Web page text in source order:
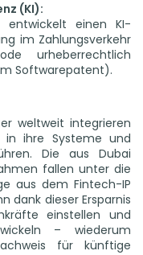
(KI):
entwickelt einen KI-
im Zahlungsverkehr
urheberrechtlich
Softwarepatent).
weltweit integrieren
in ihre Systeme und
Die aus Dubai
fallen unter die
aus dem Fintech-IP
dank dieser Ersparnis
einstellen und
– wiederum
für künftige